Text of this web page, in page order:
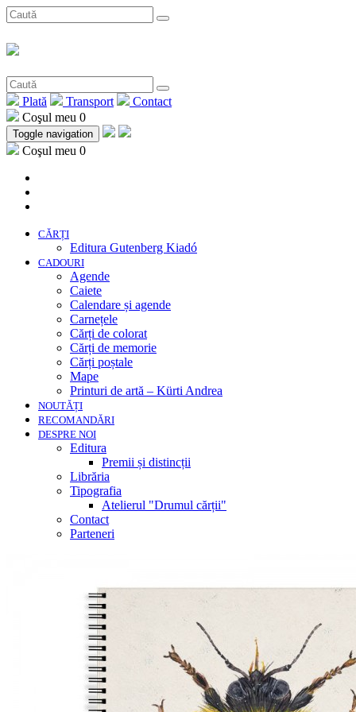
Plată Transport
Contact
Coşul meu 0
Toggle navigation
Coşul meu 0
CĂRȚI
Editura Gutenberg Kiadó
CADOURI
Agende
Caiete
Calendare și agende
Carnețele
Cărți de colorat
Cărți de memorie
Cărți poștale
Mape
Printuri de artă – Kürti Andrea
NOUTĂȚI
RECOMANDĂRI
DESPRE NOI
Editura
Premii și distincții
Librăria
Tipografia
Atelierul "Drumul cărții"
Contact
Parteneri